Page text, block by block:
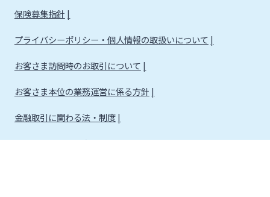
保険募集指針
プライバシーポリシー・個人情報の取扱いについて
お客さま訪問時のお取引について
お客さま本位の業務運営に係る方針
金融取引に関わる法・制度
金融取引に関わる方針